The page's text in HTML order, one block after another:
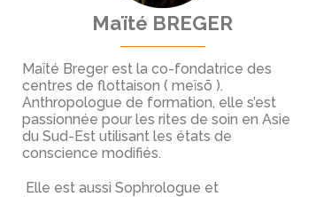
Maïté BREGER
Maïté Breger est la co-fondatrice des
centres de flottaison ( meïsō ).
Anthropologue de formation, elle s’est
passionnée pour les rites de soin en Asie
du Sud-Est utilisant les états de
conscience modifiés.
Elle est aussi Sophrologue et